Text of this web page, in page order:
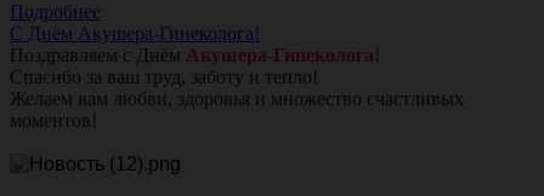
Подробнее
С Днём Акушера-Гинеколога!
Поздравляем с Днём Акушера-Гинеколога!
Спасибо за ваш труд, заботу и тепло!
Желаем вам любви, здоровья и множество счастливых
моментов!